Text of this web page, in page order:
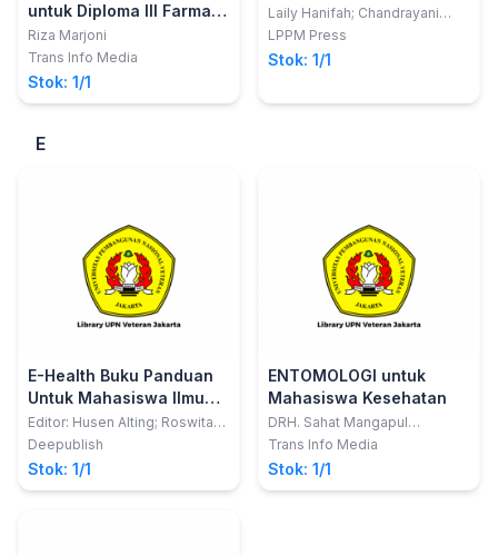
untuk Diploma III Farmasi
edisi revisi 2024
Riza Marjoni
Trans Info Media
Stok: 1/1
Laily Hanifah; Chandrayani
Simanjorang; Ulya Qoulan
LPPM Press
Stok: 1/1
E
E-Health Buku Panduan
Untuk Mahasiswa Ilmu
Kesehatan Dan
Profesional Kesehatan
Editor: Husen Alting; Roswita
M. Aboe
Deepublish
Stok: 1/1
ENTOMOLOGI untuk
Mahasiswa Kesehatan
DRH. Sahat Mangapul
Ompusunggu, M.Sc.
Trans Info Media
Stok: 1/1